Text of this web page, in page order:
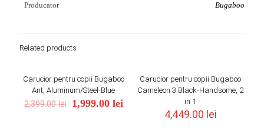
Producator Bugaboo
Related products
ON SALE
Carucior pentru copii Bugaboo
Ant, Aluminum/Steel-Blue
2,399.00lei
Original
1,999.00 leiCurrent
Carucior pentru copii Bugaboo
Cameleon 3 Black-Handsome, 2
in 1
4,449.00 lei